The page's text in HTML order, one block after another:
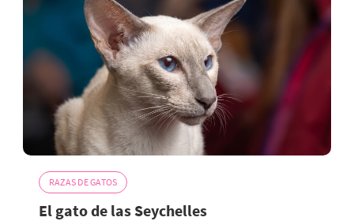
RAZAS DE GATOS
El gato de las Seychelles